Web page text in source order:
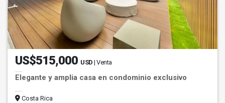
US$515,000 USD | Venta
Elegante y amplia casa en condominio exclusivo
Costa Rica